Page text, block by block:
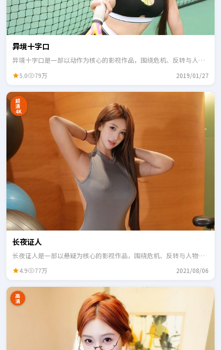
异境十字口
异境十字口是一部以动作为核心的影视作品，围绕危机、反转与人物
5.0 79万 2019/01/27
超
清
4K
长夜证人
长夜证人是一部以悬疑为核心的影视作品，围绕危机、反转与人物成
4.9 77万 2021/08/06
高
清